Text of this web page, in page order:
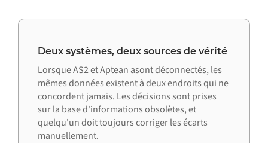
Deux systèmes, deux sources de vérité
Lorsque AS2 et Aptean asont déconnectés, les
mêmes données existent à deux endroits qui ne
concordent jamais. Les décisions sont prises
sur la base d'informations obsolètes, et
quelqu'un doit toujours corriger les écarts
manuellement.